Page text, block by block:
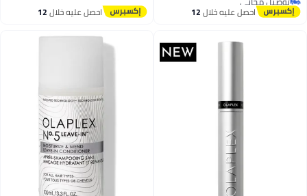
أقل سعر في 7 يوماحصل عليه خلال12 احصل عليه خلال12